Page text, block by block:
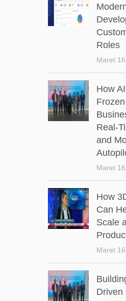
Roles
Maret
How
Real-
and
Maret
How
Can
Scale
Maret
Driven